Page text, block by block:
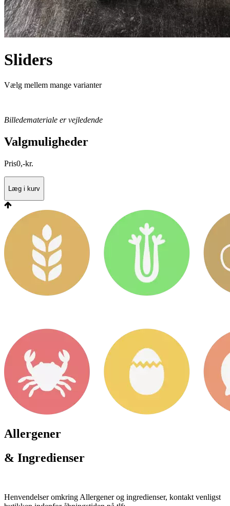
Sliders
Vælg mellem mange varianter
Billedemateriale er vejledende
Valgmuligheder
Pris0,-kr.
Læg i kurv
Allergener
& Ingredienser
Henvendelser omkring Allergener og ingredienser, kontakt venligst